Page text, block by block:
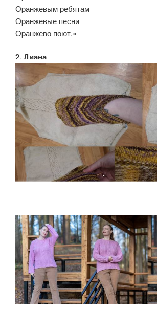
Оpанжевым pебятам
Оpанжевые песни
Оpанжево поют.»
2. Диана